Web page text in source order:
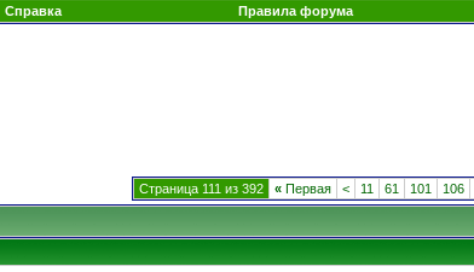
Справка Правила форума
Страница 111 из 392 « Первая < 11 61 101 106